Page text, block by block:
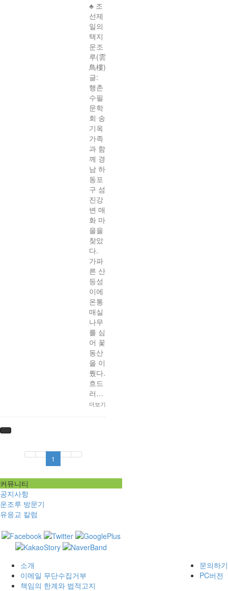
♣ 조
선제
일의
택지
운조
루(雲
鳥樓)
글:
행촌
수필
문학
회 송
기옥
가족
과 함
께 경
남 하
동포
구 섬
진강
변 매
화 마
을을
찾았
다.
가파
른 산
등성
이에
온통
매실
나무
를 심
어 꽃
동산
을 이
뤘다.
흐드
러…
더보기
1
커뮤니티
공지사항
운조루 방문기
유응교 칼럼
소개
이메일 무단수집거부
책임의 한계와 법적고지
문의하기
PC버전